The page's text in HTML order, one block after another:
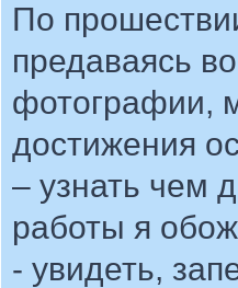
По
предаваясь
фотографии,
достижения
– узнать чем
работы я
- увидеть,